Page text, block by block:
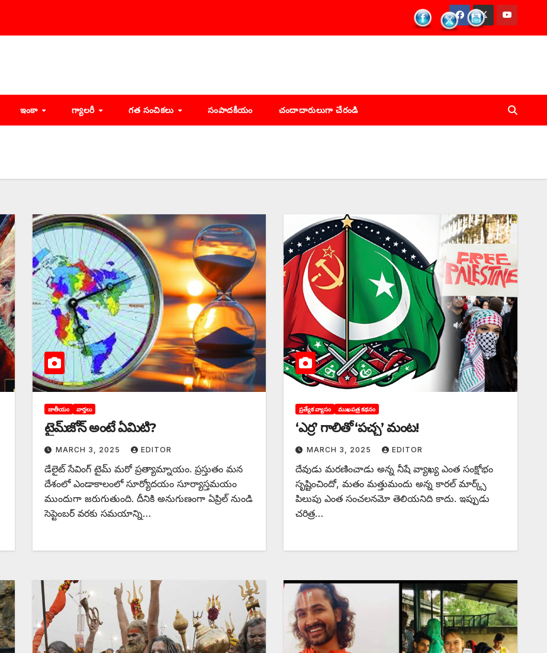
ఇంకా గ్యాలరీ గత సంచికలు సంపాదకీయం చందాదారులుగా చేరండి
జాతీయం వార్తలు
టైమ్‌జోన్‌ అంటే ఏమిటి?
MARCH 3, 2025 EDITOR
డేలైట్‌ సేవింగ్‌ టైమ్‌ మరో ప్రత్యామ్నాయం. ప్రస్తుతం మన
దేశంలో ఎండాకాలంలో సూర్యోదయం సూర్యాస్తమయం
ముందుగా జరుగుతుంది. దీనికి అనుగుణంగా ఏప్రిల్‌ నుండి
సెప్టెంబర్‌ వరకు సమయాన్ని…
ప్రత్యేక వ్యాసం ముఖపత్ర కథనం
‘ఎర్ర’ గాలితో ‘పచ్చ’ మంట!
MARCH 3, 2025 EDITOR
దేవుడు మరణించాడు అన్న నీషే వ్యాఖ్య ఎంత సంక్షోభం
సృష్టించిందో, మతం మత్తుమందు అన్న కారల్‌ మార్క్స్‌
పిలుపు ఎంత సంచలనమో తెలియనిది కాదు. ఇప్పుడు
చరిత్ర…